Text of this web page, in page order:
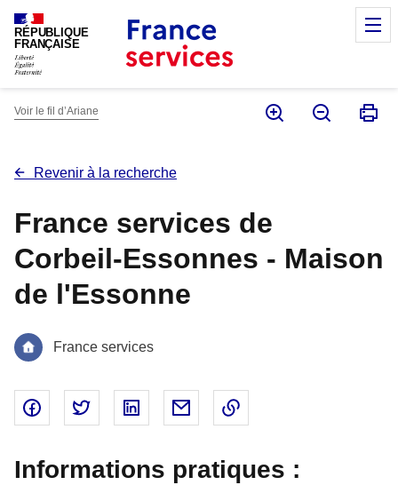
RÉPUBLIQUE
FRANÇAISE
Voir le fil d’Ariane
Revenir à la recherche
France services de
Corbeil-Essonnes - Maison
de l'Essonne
France services
Partager sur Facebook - nouvelle fenêtre
Partager sur Twitter - nouvelle fenêtre
Partager sur Linked In - nouvelle
Partager par email - nouvelle
Informations pratiques :